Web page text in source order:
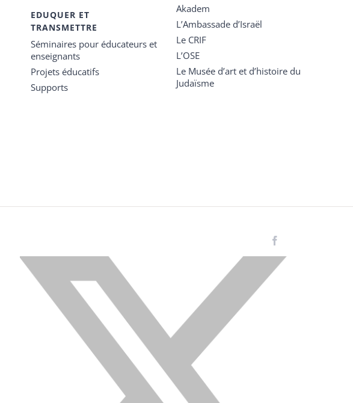
EDUQUER ET
TRANSMETTRE
Séminaires pour éducateurs et
enseignants
Projets éducatifs
Supports
Akadem
L’Ambassade d’Israël
Le CRIF
L’OSE
Le Musée d’art et d’histoire du
Judaïsme
X